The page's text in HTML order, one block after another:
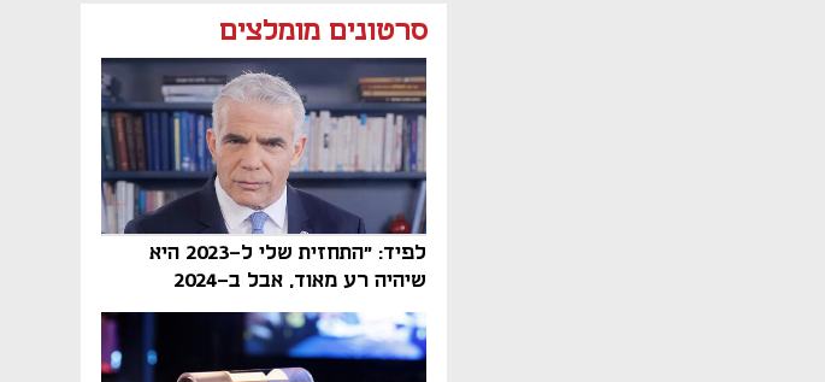
סרטונים מומלצים
לפיד: "התחזית שלי ל-2023 היא
שיהיה רע מאוד, אבל ב-2024
הממשלה תיפול"